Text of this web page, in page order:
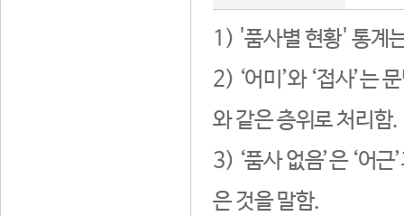
1) '품사별 현황' 통계
2) ‘어미’와 ‘접사’는
와 같은 층위로 처리함.
3) ‘품사 없음’은 ‘어
은 것을 말함.